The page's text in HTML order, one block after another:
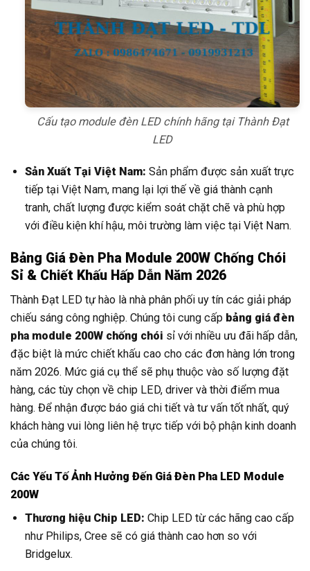
Cấu tạo module đèn LED chính hãng tại Thành Đạt
LED
Sản Xuất Tại Việt Nam: Sản phẩm được sản xuất trực
tiếp tại Việt Nam, mang lại lợi thế về giá thành cạnh
tranh, chất lượng được kiểm soát chặt chẽ và phù hợp
với điều kiện khí hậu, môi trường làm việc tại Việt Nam.
Bảng Giá Đèn Pha Module 200W Chống Chói
Sỉ & Chiết Khấu Hấp Dẫn Năm 2026
Thành Đạt LED tự hào là nhà phân phối uy tín các giải pháp
chiếu sáng công nghiệp. Chúng tôi cung cấp bảng giá đèn
pha module 200W chống chói sỉ với nhiều ưu đãi hấp dẫn,
đặc biệt là mức chiết khấu cao cho các đơn hàng lớn trong
năm 2026. Mức giá cụ thể sẽ phụ thuộc vào số lượng đặt
hàng, các tùy chọn về chip LED, driver và thời điểm mua
hàng. Để nhận được báo giá chi tiết và tư vấn tốt nhất, quý
khách hàng vui lòng liên hệ trực tiếp với bộ phận kinh doanh
của chúng tôi.
Các Yếu Tố Ảnh Hưởng Đến Giá Đèn Pha LED Module
200W
Thương hiệu Chip LED: Chip LED từ các hãng cao cấp
như Philips, Cree sẽ có giá thành cao hơn so với
Bridgelux.